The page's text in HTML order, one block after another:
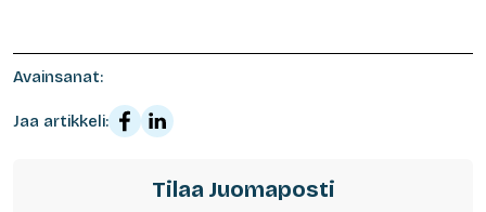
Avainsanat:
Jaa artikkeli:
Tilaa Juomaposti